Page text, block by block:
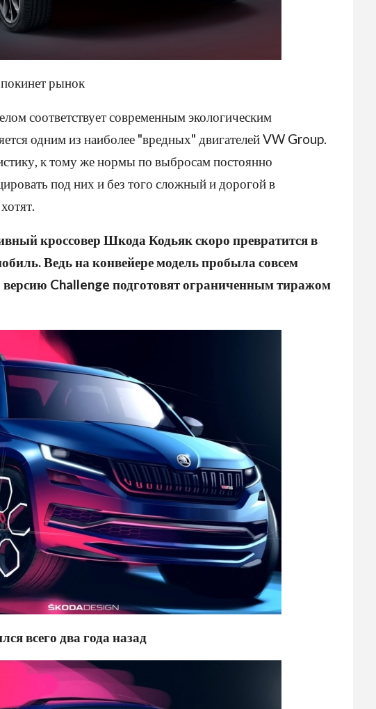
рынок
соответствует современным экологическим
одним из наиболее "вредных" двигателей VW Group.
к тому же нормы по выбросам постоянно
под них и без того сложный и дорогой в
кроссовер Шкода Кодьяк скоро превратится в
Ведь на конвейере модель пробыла совсем
Challenge подготовят ограниченным тиражом
всего два года назад